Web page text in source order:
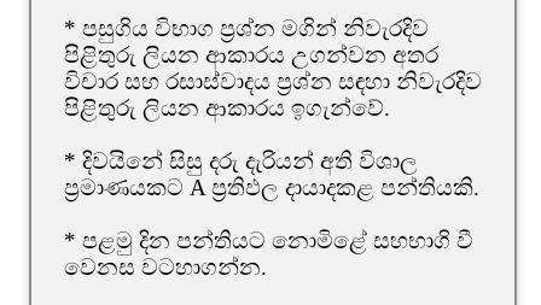
* පසුගිය විභාග ප්‍රශ්න මගින් නිවැරදිව
පිළිතුරු ලියන ආකාරය උගන්වන අතර
විචාර සහ රසාස්වාදය ප්‍රශ්න සඳහා නිවැරදිව
පිළිතුරු ලියන ආකාරය ඉගැන්වේ.
* දිවයිනේ සිසු දරු දැරියන් අති විශාල
ප්‍රමාණයකට A ප්‍රතිඵල දායාදකළ පන්තියකි.
* පළමු දින පන්තියට නොමිළේ සහභාගි වී
වෙනස වටහාගන්න.